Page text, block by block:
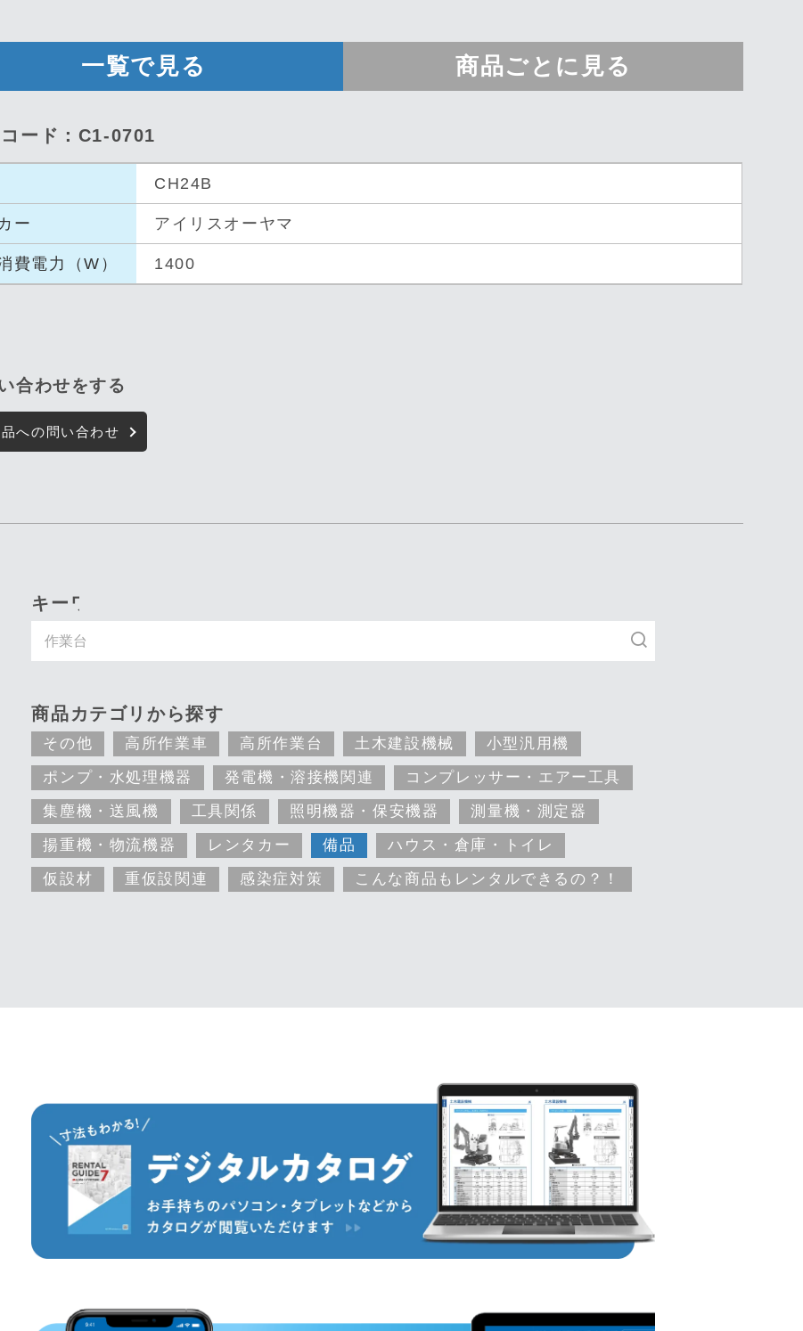
一覧で見る 商品ごとに見る
ード：C1-0701
CH24B
ー アイリスオーヤマ
費電力（W） 1400
合わせをする
への問い合わせ
キーワード入力で探す
商品カテゴリから探す
その他 高所作業車 高所作業台 土木建設機械
小型汎用機
ポンプ・水処理機器
発電機・溶接機関連
コンプレッサー・エアー工具
集塵機・送風機
工具関係 照明機器・保安機器
測量機・測定器
揚重機・物流機器
レンタカー 備品
ハウス・倉庫・トイレ
仮設材
重仮設関連 感染症対策 こんな商品もレンタルできるの？！